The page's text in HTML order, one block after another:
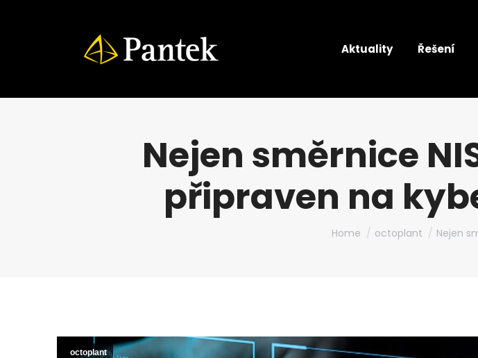
Aktuality Řešení
Nejen směrnice
připraven na
You are here:
Home octoplant Nejen
octoplant